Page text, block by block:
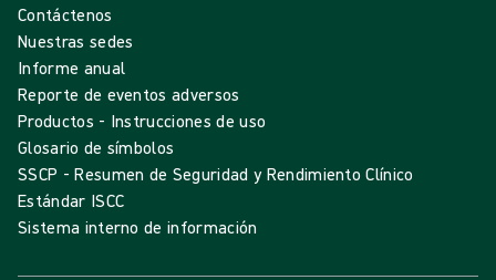
Contáctenos
Nuestras sedes
Informe anual
Reporte de eventos adversos
Productos - Instrucciones de uso
Glosario de símbolos
SSCP - Resumen de Seguridad y Rendimiento Clínico
Estándar ISCC
Sistema interno de información